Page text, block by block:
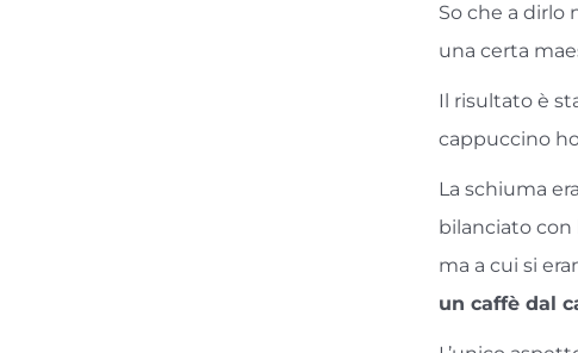
So che a dirlo
una certa
Il risultato è
cappuccino
La schiuma
bilanciato
ma a cui si
un caffè dal